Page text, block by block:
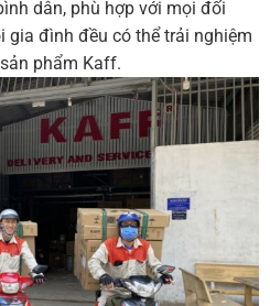
dân, phù hợp với mọi đối
gia đình đều có thể trải nghiệm
phẩm Kaff.